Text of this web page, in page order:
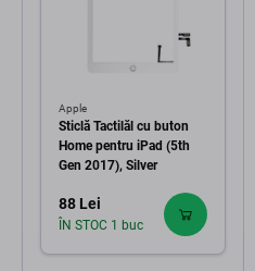
Apple
Sticlă Tactilăl cu buton
Home pentru iPad (5th
Gen 2017), Silver
88 Lei
ÎN STOC 1 buc